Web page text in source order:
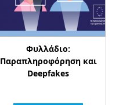
Φυλλάδιο:
Παραπληροφόρηση και
Deepfakes